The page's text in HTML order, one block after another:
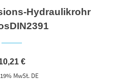
Hydraulikrohr
€
MwSt. DE